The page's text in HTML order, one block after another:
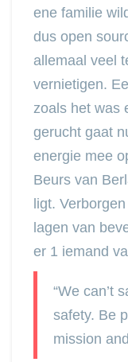
ene familie
dus open
allemaal veel
vernietigen.
zoals het was
gerucht gaat
energie mee
Beurs van
ligt.
lagen van
er 1 iemand
“We can’t
safety. Be
mission